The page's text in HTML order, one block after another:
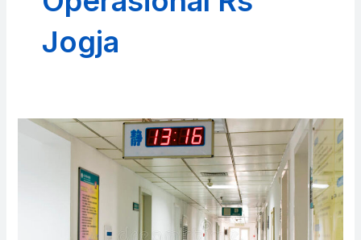
Jogja